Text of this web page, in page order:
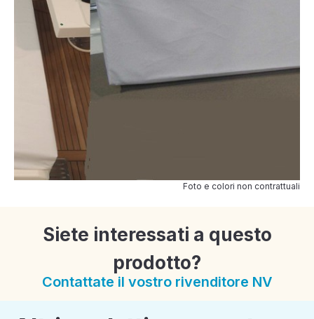
Foto e colori non contrattuali
Siete interessati a questo
prodotto?
Contattate il vostro rivenditore NV